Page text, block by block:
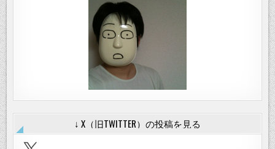
↓ X（旧TWITTER）の投稿を見る
X